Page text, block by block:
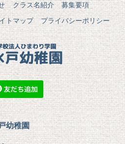
クラス名紹介
募集要項
トマップ プライバシーポリシー
幼稚園